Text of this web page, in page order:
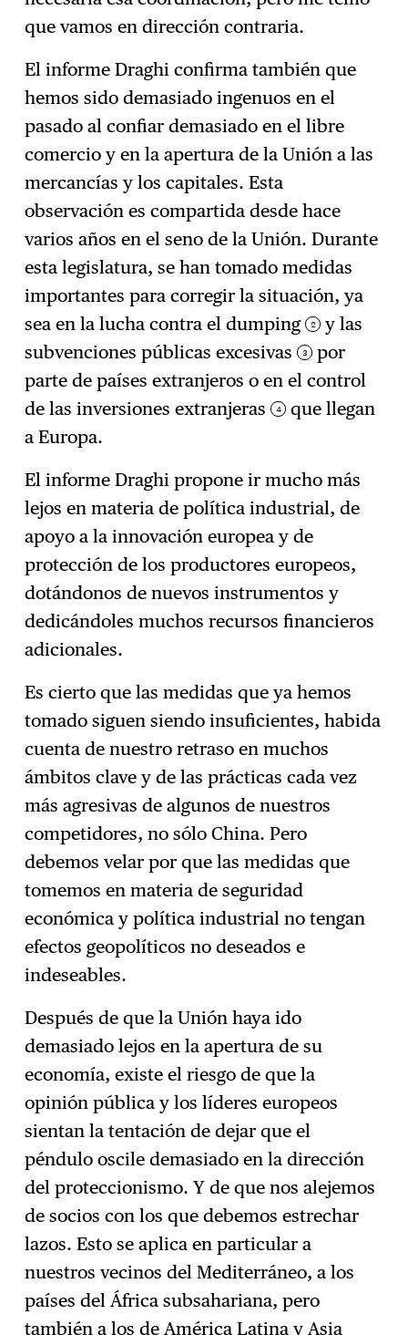
que vamos en dirección contraria.
El informe Draghi confirma también que
hemos sido demasiado ingenuos en el
pasado al confiar demasiado en el libre
comercio y en la apertura de la Unión a las
mercancías y los capitales. Esta
observación es compartida desde hace
varios años en el seno de la Unión. Durante
esta legislatura, se han tomado medidas
importantes para corregir la situación, ya
sea en la lucha contra el dumping 2
y las
subvenciones públicas excesivas 3
por
parte de países extranjeros o en el control
de las inversiones extranjeras 4
que llegan
a Europa.
El informe Draghi propone ir mucho más
lejos en materia de política industrial, de
apoyo a la innovación europea y de
protección de los productores europeos,
dotándonos de nuevos instrumentos y
dedicándoles muchos recursos financieros
adicionales.
Es cierto que las medidas que ya hemos
tomado siguen siendo insuficientes, habida
cuenta de nuestro retraso en muchos
ámbitos clave y de las prácticas cada vez
más agresivas de algunos de nuestros
competidores, no sólo China. Pero
debemos velar por que las medidas que
tomemos en materia de seguridad
económica y política industrial no tengan
efectos geopolíticos no deseados e
indeseables.
Después de que la Unión haya ido
demasiado lejos en la apertura de su
economía, existe el riesgo de que la
opinión pública y los líderes europeos
sientan la tentación de dejar que el
péndulo oscile demasiado en la dirección
del proteccionismo. Y de que nos alejemos
de socios con los que debemos estrechar
lazos. Esto se aplica en particular a
nuestros vecinos del Mediterráneo, a los
países del África subsahariana, pero
también a los de América Latina y Asia